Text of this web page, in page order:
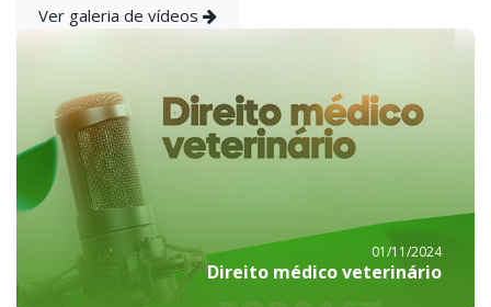
Ver galeria de vídeos
01/11/2024
Direito médico veterinário